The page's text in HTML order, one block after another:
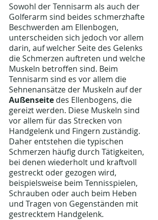
Sowohl der Tennisarm als auch der
Golferarm sind beides schmerzhafte
Beschwerden am Ellenbogen,
unterscheiden sich jedoch vor allem
darin, auf welcher Seite des Gelenks
die Schmerzen auftreten und welche
Muskeln betroffen sind. Beim
Tennisarm sind es vor allem die
Sehnenansätze der Muskeln auf der
Außenseite des Ellenbogens, die
gereizt werden. Diese Muskeln sind
vor allem für das Strecken von
Handgelenk und Fingern zuständig.
Daher entstehen die typischen
Schmerzen häufig durch Tätigkeiten,
bei denen wiederholt und kraftvoll
gestreckt oder gezogen wird,
beispielsweise beim Tennisspielen,
Schrauben oder auch beim Heben
und Tragen von Gegenständen mit
gestrecktem Handgelenk.